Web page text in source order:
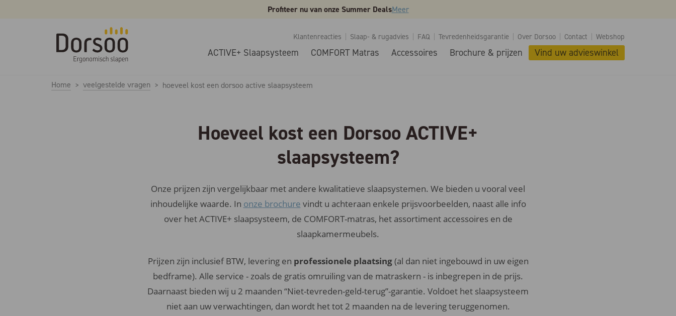
Profiteer nu van onze Summer DealsMeer
Klantenreacties Slaap- & rugadvies FAQ Tevredenheidsgarantie Over Dorsoo Contact Webshop
ACTIVE+ Slaapsysteem COMFORT Matras Accessoires Brochure & prijzen Vind uw advieswinkel
Home veelgestelde vragen hoeveel kost een dorsoo active slaapsysteem
Hoeveel kost een Dorsoo ACTIVE+
slaapsysteem?
Onze prijzen zijn vergelijkbaar met andere kwalitatieve slaapsystemen. We bieden u vooral veel
inhoudelijke waarde. In onze brochure vindt u achteraan enkele prijsvoorbeelden, naast alle info
over het ACTIVE+ slaapsysteem, de COMFORT-matras, het assortiment accessoires en de
slaapkamermeubels.
Prijzen zijn inclusief BTW, levering en professionele plaatsing(al dan niet ingebouwd in uw eigen
bedframe). Alle service - zoals de gratis omruiling van de matraskern - is inbegrepen in de prijs.
Daarnaast bieden wij u 2 maanden “Niet-tevreden-geld-terug”-garantie. Voldoet het slaapsysteem
niet aan uw verwachtingen, dan wordt het tot 2 maanden na de levering teruggenomen.